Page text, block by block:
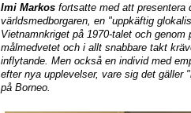
Imi Markos fortsatte med att presentera
världsmedborgaren, en "uppkäftig
Vietnamnkriget på 1970-talet och
målmedvetet och i allt snabbare takt
inflytande. Men också en individ med
efter nya upplevelser, vare sig det gäller
på Borneo.